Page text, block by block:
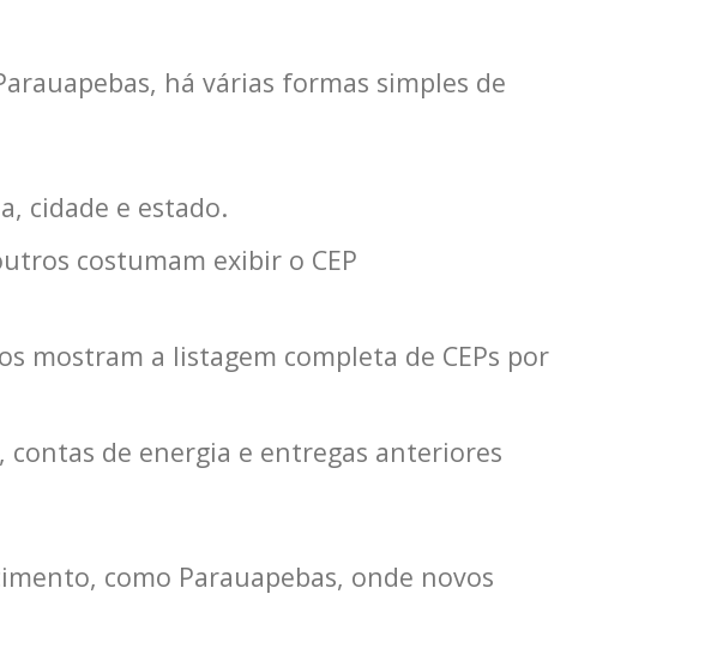
há várias formas simples de
cidade e estado.
costumam exibir o CEP
mostram a listagem completa de CEPs por
contas de energia e entregas anteriores
como Parauapebas, onde novos